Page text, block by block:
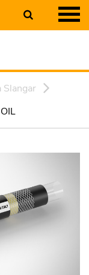
Slangar